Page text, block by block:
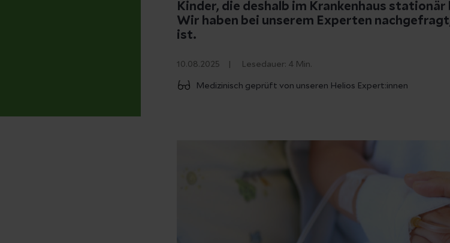
Kinder, die deshalb im Krankenhaus
Wir haben bei unserem Experten
ist.
10.08.2025 Lesedauer: 4 Min.
Medizinisch geprüft von unseren Helios Expert:innen